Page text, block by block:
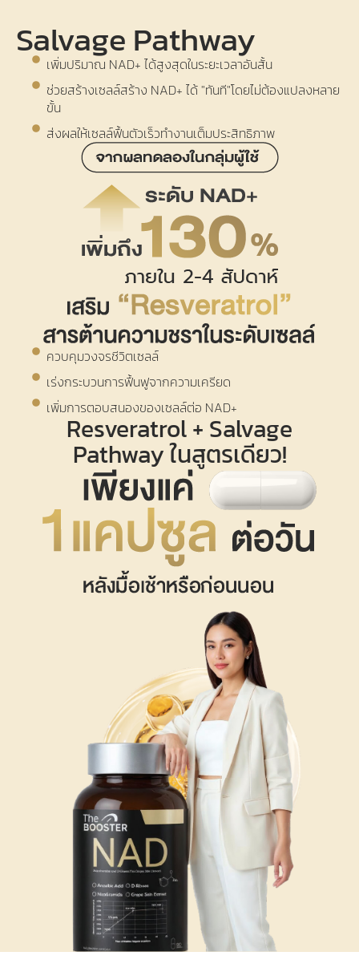
Salvage Pathway
เพิ่มปริมาณ NAD+ ได้สูงสุดในระยะเวลาอันสั้น
ช่วยสร้างเซลล์สร้าง NAD+ ได้ "ทันที"โดยไม่ต้องแปลงหลาย
ขั้น
ส่งผลให้เซลล์ฟื้นตัวเร็วทำงานเต็มประสิทธิภาพ
ควบคุมวงจรชีวิตเซลล์
เร่งกระบวนการฟื้นฟูจากความเครียด
เพิ่มการตอบสนองของเซลล์ต่อ NAD+
Resveratrol + Salvage
Pathwayในสูตรเดียว!